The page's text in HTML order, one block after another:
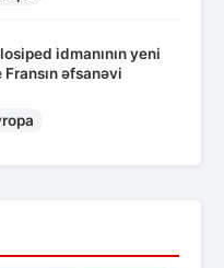
idmanının yeni
əfsanəvi